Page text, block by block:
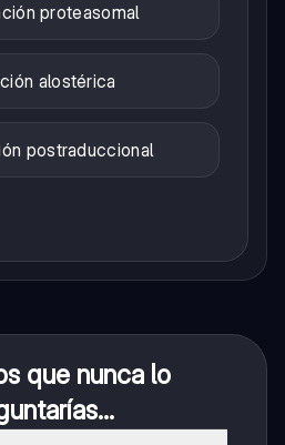
proteasomal
alostérica
postraduccional
que nunca lo